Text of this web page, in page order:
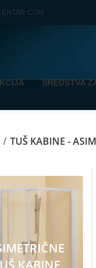
SREDSTVA
TUŠ KABINE -
KABINE